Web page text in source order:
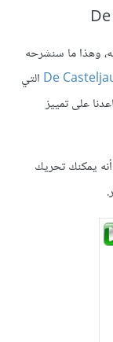
وهذا ما سنشرحه
De التي
على تمييز
يمكنك تحريك